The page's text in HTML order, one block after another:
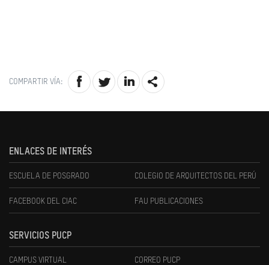
COMPARTIR VÍA:
ENLACES DE INTERÉS
ESCUELA DE POSGRADO COLEGIO DE ARQUITECTOS DEL PERÚ
FACEBOOK DEL CIAC FAU PUBLICACIONES
SERVICIOS PUCP
CAMPUS VIRTUAL CORREO PUCP